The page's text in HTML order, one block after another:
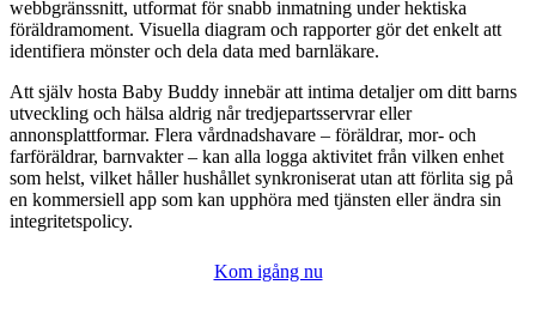
webbgränssnitt, utformat för snabb inmatning under hektiska
föräldramoment. Visuella diagram och rapporter gör det enkelt att
identifiera mönster och dela data med barnläkare.
Att själv hosta Baby Buddy innebär att intima detaljer om ditt barns
utveckling och hälsa aldrig når tredjepartsservrar eller
annonsplattformar. Flera vårdnadshavare – föräldrar, mor- och
farföräldrar, barnvakter – kan alla logga aktivitet från vilken enhet
som helst, vilket håller hushållet synkroniserat utan att förlita sig på
en kommersiell app som kan upphöra med tjänsten eller ändra sin
integritetspolicy.
Kom igång nu